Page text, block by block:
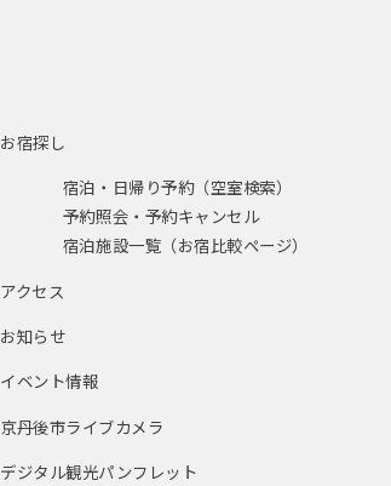
お宿探し
宿泊・日帰り予約（空室検索）
予約照会・予約キャンセル
宿泊施設一覧（お宿比較ページ）
アクセス
お知らせ
イベント情報
京丹後市ライブカメラ
デジタル観光パンフレット